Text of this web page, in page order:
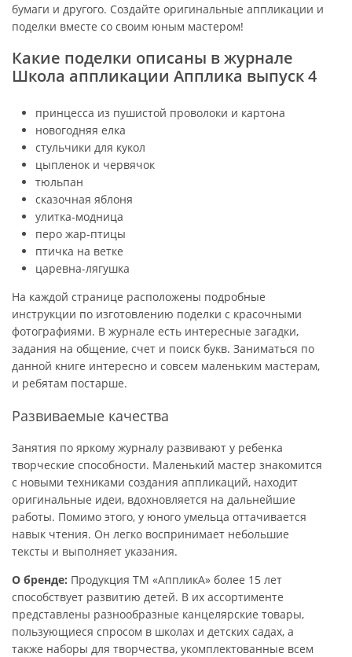
бумаги и другого. Создайте оригинальные аппликации и
поделки вместе со своим юным мастером!
Какие поделки описаны в журнале
Школа аппликации Апплика выпуск 4
принцесса из пушистой проволоки и картона
новогодняя елка
стульчики для кукол
цыпленок и червячок
тюльпан
сказочная яблоня
улитка-модница
перо жар-птицы
птичка на ветке
царевна-лягушка
На каждой странице расположены подробные
инструкции по изготовлению поделки с красочными
фотографиями. В журнале есть интересные загадки,
задания на общение, счет и поиск букв. Заниматься по
данной книге интересно и совсем маленьким мастерам,
и ребятам постарше.
Развиваемые качества
Занятия по яркому журналу развивают у ребенка
творческие способности. Маленький мастер знакомится
с новыми техниками создания аппликаций, находит
оригинальные идеи, вдохновляется на дальнейшие
работы. Помимо этого, у юного умельца оттачивается
навык чтения. Он легко воспринимает небольшие
тексты и выполняет указания.
О бренде: Продукция ТМ «АппликА» более 15 лет
способствует развитию детей. В их ассортименте
представлены разнообразные канцелярские товары,
пользующиеся спросом в школах и детских садах, а
также наборы для творчества, укомплектованные всем